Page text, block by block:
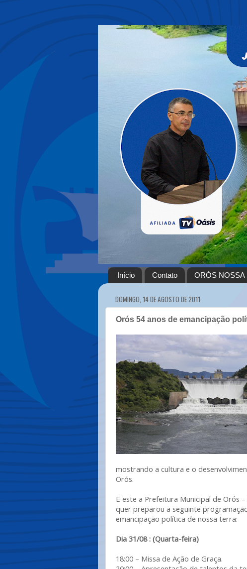
Início Contato ORÓS NOSSA
DOMINGO, 14 DE AGOSTO DE 2011
Orós 54 anos de emancipação
mostrando a cultura e o
Orós.
E este a Prefeitura Municipal de Orós
quer preparou a seguinte
emancipação política de nossa terra:
Dia 31/08 : (Quarta-feira)
18:00 – Missa de Ação de Graça.